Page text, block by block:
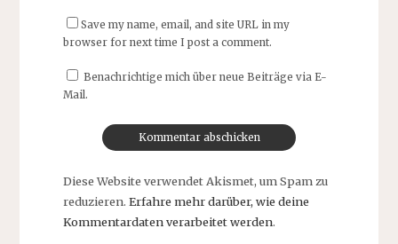
Save my name, email, and site URL in my
browser for next time I post a comment.
Benachrichtige mich über neue Beiträge via E-
Mail.
Diese Website verwendet Akismet, um Spam zu
reduzieren. Erfahre mehr darüber, wie deine
Kommentardaten verarbeitet werden.